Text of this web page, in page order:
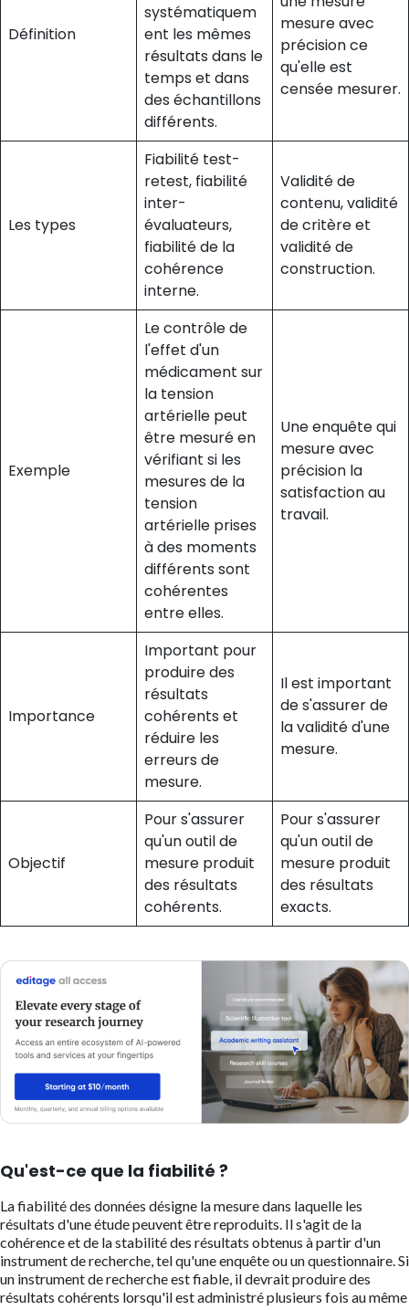
Définition
systématiquem
ent les mêmes
résultats dans le
temps et dans
des échantillons
différents.
mesure avec
précision ce
qu'elle est
censée mesurer.
Les types
Fiabilité test-
retest, fiabilité
inter-
évaluateurs,
fiabilité de la
cohérence
interne.
Validité de
contenu, validité
de critère et
validité de
construction.
Exemple
Le contrôle de
l'effet d'un
médicament sur
la tension
artérielle peut
être mesuré en
vérifiant si les
mesures de la
tension
artérielle prises
à des moments
différents sont
cohérentes
entre elles.
Une enquête qui
mesure avec
précision la
satisfaction au
travail.
Importance
Important pour
produire des
résultats
cohérents et
réduire les
erreurs de
mesure.
Il est important
de s'assurer de
la validité d'une
mesure.
Objectif
Pour s'assurer
qu'un outil de
mesure produit
des résultats
cohérents.
Pour s'assurer
qu'un outil de
mesure produit
des résultats
exacts.
Qu'est-ce que la fiabilité ?
La fiabilité des données désigne la mesure dans laquelle les
résultats d'une étude peuvent être reproduits. Il s'agit de la
cohérence et de la stabilité des résultats obtenus à partir d'un
instrument de recherche, tel qu'une enquête ou un questionnaire. Si
un instrument de recherche est fiable, il devrait produire des
résultats cohérents lorsqu'il est administré plusieurs fois au même